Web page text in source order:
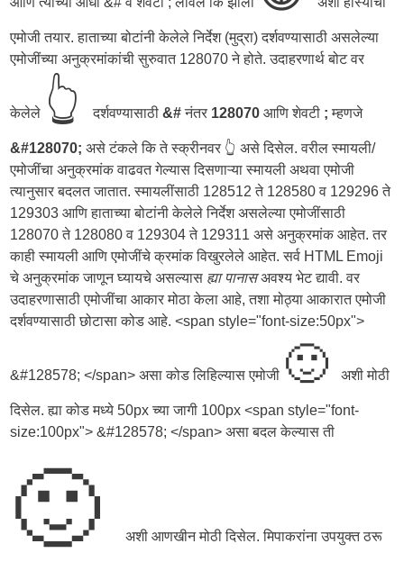
एमोजी तयार. हाताच्या बोटांनी केलेले निर्देश (मुद्रा) दर्शवण्यासाठी असलेल्या
एमोजींच्या अनुक्रमांकांची सुरुवात 128070 ने होते. उदाहरणार्थ बोट वर
केलेले 👆दर्शवण्यासाठी&#नंतर 128070 आणि शेवटी ;म्हणजे
&#128070; असे टंकले कि ते स्क्रीनवर 👆 असे दिसेल. वरील स्मायली/
एमोजींचा अनुक्रमांक वाढवत गेल्यास दिसणाऱ्या स्मायली अथवा एमोजी
त्यानुसार बदलत जातात. स्मायलींसाठी 128512 ते 128580 व 129296 ते
129303 आणि हाताच्या बोटांनी केलेले निर्देश असलेल्या एमोजींसाठी
128070 ते 128080 व 129304 ते 129311 असे अनुक्रमांक आहेत. तर
काही स्मायली आणि एमोजींचे क्रमांक विखुरलेले आहेत. सर्व HTML Emoji
चे अनुक्रमांक जाणून घ्यायचे असल्यास ह्या पानासअवश्य भेट द्यावी. वर
उदाहरणासाठी एमोजींचा आकार मोठा केला आहे, तशा मोठ्या आकारात एमोजी
दर्शवण्यासाठी छोटासा कोड आहे. <span style="font-size:50px">
&#128578; </span> असा कोड लिहिल्यास एमोजी 🙂अशी मोठी
दिसेल. ह्या कोड मध्ये 50px च्या जागी 100px <span style="font-
size:100px"> &#128578; </span> असा बदल केल्यास ती
🙂अशी आणखीन मोठी दिसेल. मिपाकरांना उपयुक्त ठरू